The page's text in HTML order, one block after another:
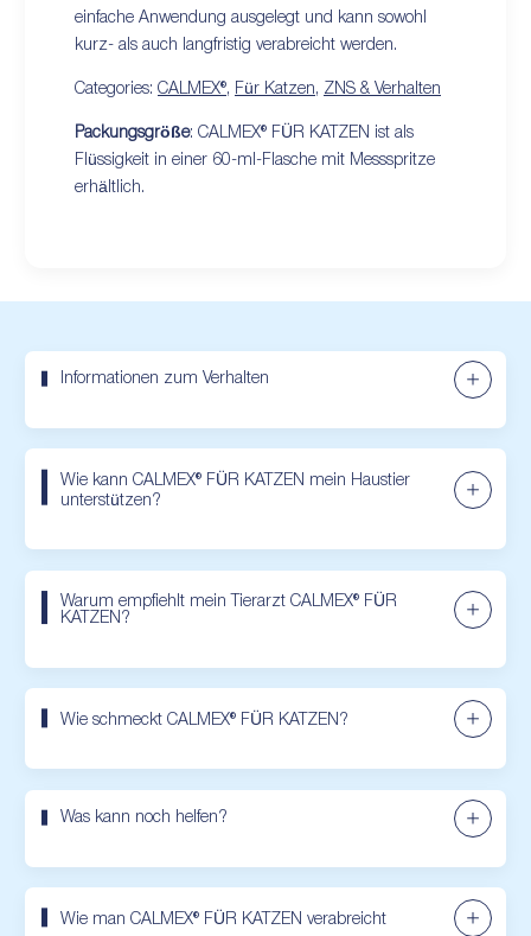
einfache Anwendung ausgelegt und kann sowohl
kurz- als auch langfristig verabreicht werden.
Categories: CALMEX®, Für Katzen, ZNS & Verhalten
Packungsgröße: CALMEX® FÜR KATZEN ist als
Flüssigkeit in einer 60-ml-Flasche mit Messspritze
erhältlich.
Informationen zum Verhalten
Wie kann CALMEX® FÜR KATZEN mein Haustier
unterstützen?
Warum empfiehlt mein Tierarzt CALMEX® FÜR
KATZEN?
Wie schmeckt CALMEX® FÜR KATZEN?
Was kann noch helfen?
Wie man CALMEX® FÜR KATZEN verabreicht